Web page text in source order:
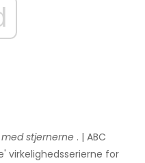
stjernerne . | ABC
virkelighedsserierne for